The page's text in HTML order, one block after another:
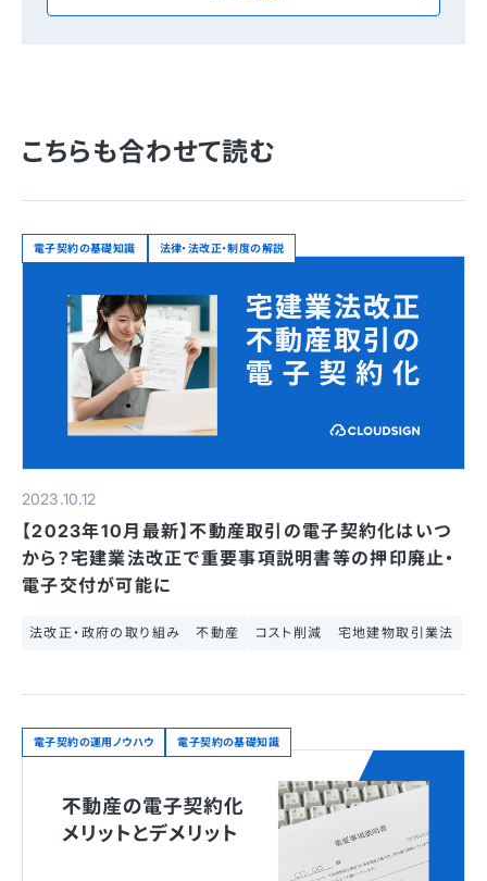
こちらも合わせて読む
電子契約の基礎知識 法律・法改正・制度の解説
2023.10.12
【2023年10月最新】不動産取引の電子契約化はいつ
から？宅建業法改正で重要事項説明書等の押印廃止・
電子交付が可能に
法改正・政府の取り組み 不動産 コスト削減 宅地建物取引業法
電子契約の運用ノウハウ 電子契約の基礎知識